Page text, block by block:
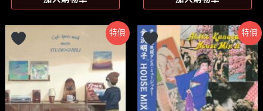
格：
格：
格：
格：
特價 特價